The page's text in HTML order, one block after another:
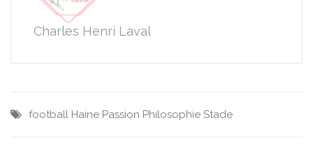
Charles Henri Laval
football Haine Passion Philosophie Stade